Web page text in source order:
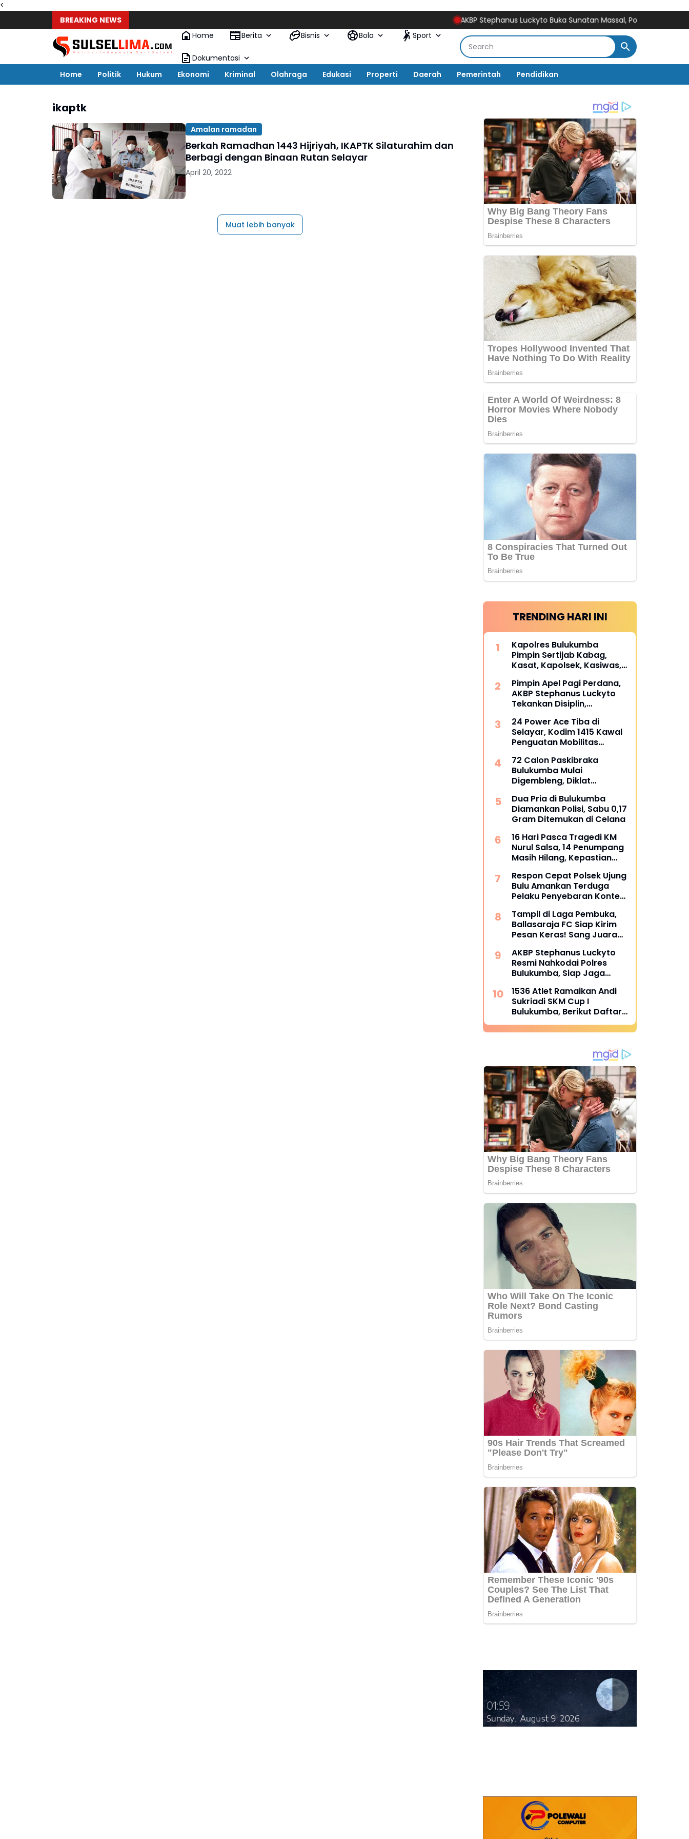
<
BREAKING NEWS
AKBP Stephanus Luckyto Buka Sunatan Massal, Polres Bulukumba
Home
Berita Bisnis Bola Sport
Dokumentasi
Home
Politik Hukum Ekonomi Kriminal Olahraga Edukasi Properti Daerah Pemerintah Pendidikan
ikaptk
Amalan ramadan
Berkah Ramadhan 1443 Hijriyah, IKAPTK Silaturahim dan
Berbagi dengan Binaan Rutan Selayar
April 20, 2022
Muat lebih banyak
TRENDING HARI INI
Kapolres Bulukumba
Pimpin Sertijab Kabag,
Kasat, Kapolsek, Kasiwas,
ini daftarnya
Pimpin Apel Pagi Perdana,
AKBP Stephanus Luckyto
Tekankan Disiplin,
terhadap Organisasi
24 Power Ace Tiba di
Selayar, Kodim 1415 Kawal
Penguatan Mobilitas
72 Calon Paskibraka
Bulukumba Mulai
Digembleng, Diklat
Dua Pria di Bulukumba
Diamankan Polisi, Sabu 0,17
Gram Ditemukan di Celana
16 Hari Pasca Tragedi KM
Nurul Salsa, 14 Penumpang
Masih Hilang, Kepastian
dipertanyakan
Respon Cepat Polsek Ujung
Bulu Amankan Terduga
Pelaku Penyebaran Konten
Tampil di Laga Pembuka,
Ballasaraja FC Siap Kirim
Pesan Keras! Sang Juara
Sempurna di Piala
Kemerdekaan Bulukumpa
2026
AKBP Stephanus Luckyto
Resmi Nahkodai Polres
Bulukumba, Siap Jaga
1536 Atlet Ramaikan Andi
Sukriadi SKM Cup I
Bulukumba, Berikut Daftar
Juara 1 hingga 64